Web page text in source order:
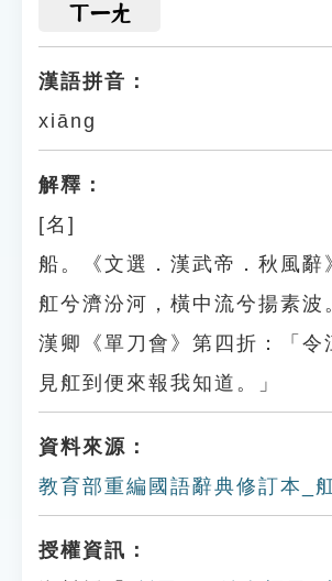
ㄒㄧㄤ
漢語拼音：
xiāng
解釋：
[名]
船。《文選．漢武帝．秋風辭
舡兮濟汾河，橫中流兮揚素波
漢卿《單刀會》第四折：「令
見舡到便來報我知道。」
資料來源：
教育部重編國語辭典修訂本_
授權資訊：